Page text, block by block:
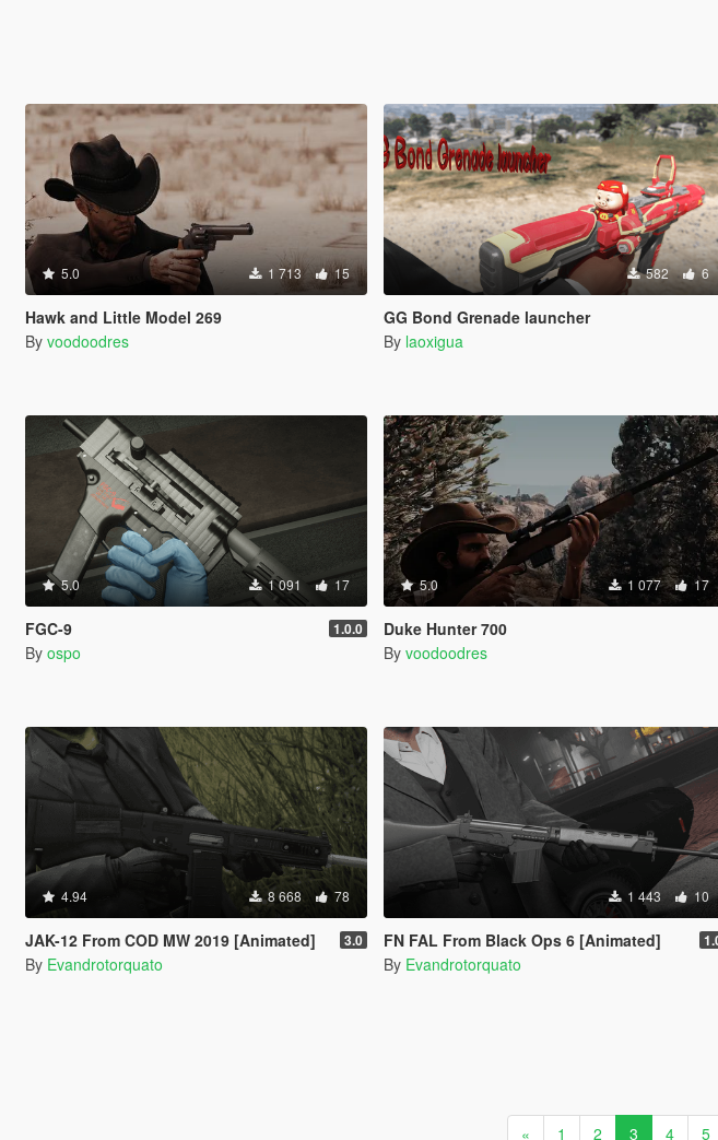
5.0 1 713 15
Hawk and Little Model 269
By voodoodres
582 6
GG Bond Grenade launcher
By laoxigua
5.0 1 091 17
FGC-9 1.0.0
By ospo
5.0 1 077 17
Duke Hunter 700
By voodoodres
4.94 8 668 78
JAK-12 From COD MW 2019 [Animated] 3.0
By Evandrotorquato
1 443 10
FN FAL From Black Ops 6 [Animated]
By Evandrotorquato
« 1 2 3 4 5